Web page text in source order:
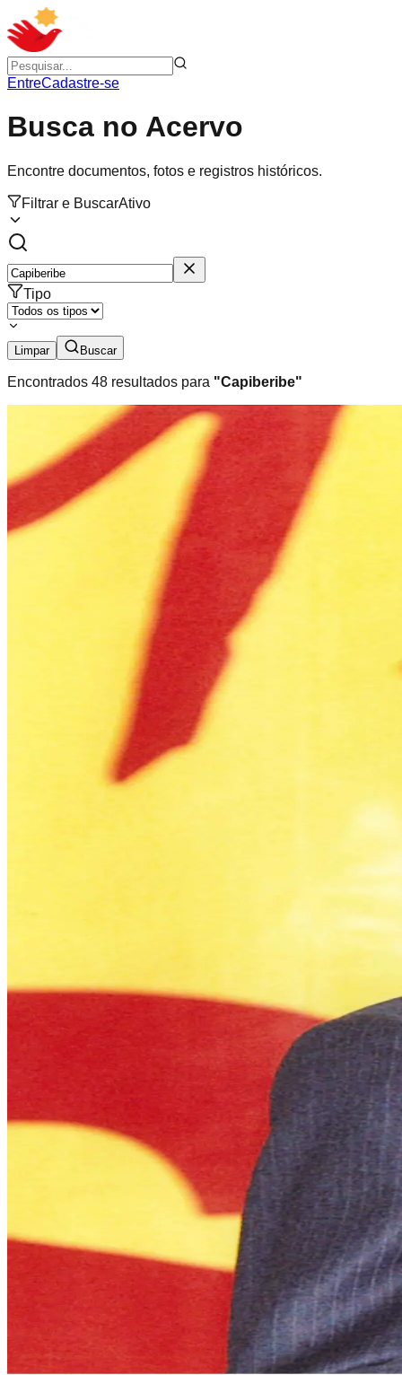
EntreCadastre-se
Busca no Acervo
Encontre documentos, fotos e registros históricos.
Filtrar e BuscarAtivo
Tipo
Limpar Buscar
Encontrados 48 resultados para "Capiberibe"